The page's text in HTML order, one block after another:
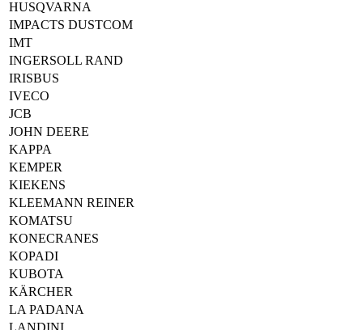
HUSQVARNA
IMPACTS DUSTCOM
IMT
INGERSOLL RAND
IRISBUS
IVECO
JCB
JOHN DEERE
KAPPA
KEMPER
KIEKENS
KLEEMANN REINER
KOMATSU
KONECRANES
KOPADI
KUBOTA
KÄRCHER
LA PADANA
LANDINI